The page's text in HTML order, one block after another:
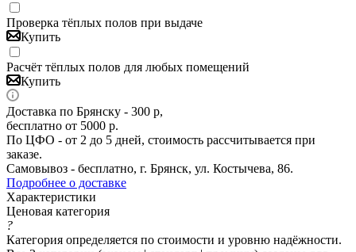
Проверка тёплых полов при выдаче
Купить
Расчёт тёплых полов для любых помещений
Купить
Доставка по Брянску - 300 р,
бесплатно от 5000 р.
По ЦФО - от 2 до 5 дней, стоимость рассчитывается при
заказе.
Самовывоз - бесплатно, г. Брянск, ул. Костычева, 86.
Подробнее о доставке
Характеристики
Ценовая категория
?
Категория определяется по стоимости и уровню надёжности.